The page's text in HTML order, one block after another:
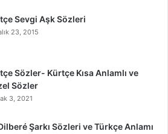
Sevgi Aşk Sözleri
23, 2015
Sözler- Kürtçe Kısa Anlamlı ve
Sözler
3, 2021
Şarkı Sözleri ve Türkçe Anlamı